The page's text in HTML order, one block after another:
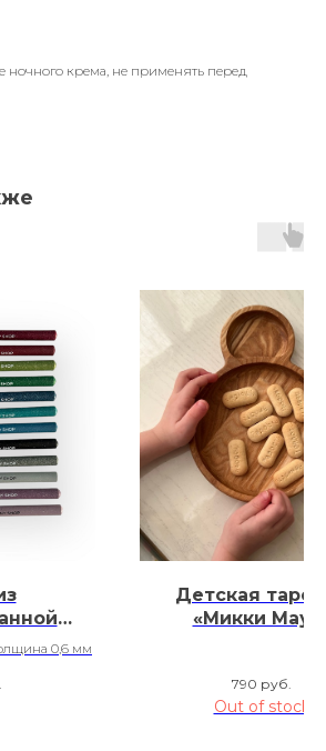
ночного крема, не применять перед
Pak с
0,6 мм
Детская
«Микки
790 руб.
Out of stock